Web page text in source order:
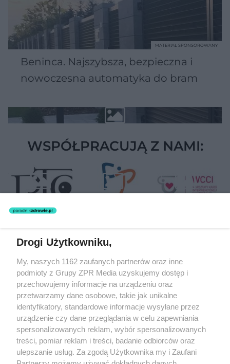
Beninca. Najszybsza, bezpieczna i
nowoczesna automatyka do bram
MATERIAŁ SPONSOROWANY
WSPÓŁPRACUJĄ Z NAMI:
rozpowszechniany lub dalej rozpowszechniany w jakikolwiek sposób
(w tym także elektroniczny lub mechaniczny) na jakimkolwiek polu
eksploatacji w jakiejkolwiek formie, włącznie z umieszczaniem w
Internecie bez pisemnej zgody właściciela praw. Jakiekolwiek użycie
lub wykorzystanie utworów w całości lub w części z naruszeniem
prawa, tzn. bez właściwej zgody, jest zabronione pod groźbą kary i
może być ścigane prawnie.
Drogi Użytkowniku,
My, naszych 1162 zaufanych partnerów oraz inne
podmioty z Grupy ZPR Media uzyskujemy dostęp i
przechowujemy informacje na urządzeniu oraz
przetwarzamy dane osobowe, takie jak unikalne
identyfikatory, standardowe informacje wysyłane przez
urządzenie czy dane przeglądania w celu zapewniania
spersonalizowanych reklam, wybór spersonalizowanych
treści, pomiar reklam i treści, badanie odbiorców oraz
ulepszanie usług. Za zgodą Użytkownika my i Zaufani